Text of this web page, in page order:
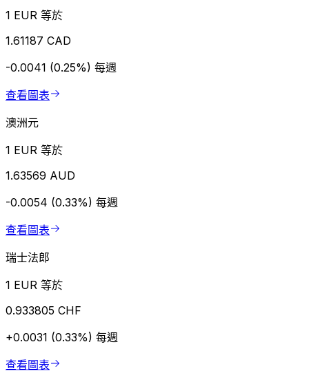
1 EUR 等於
1.61187 CAD
-0.0041 (0.25%) 每週
查看圖表
澳洲元
1 EUR 等於
1.63569 AUD
-0.0054 (0.33%) 每週
查看圖表
瑞士法郎
1 EUR 等於
0.933805 CHF
+0.0031 (0.33%) 每週
查看圖表